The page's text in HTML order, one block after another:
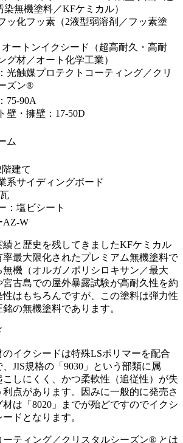
染無機塗料／KFケミカル）
ッ化フッ素（2液型弱溶剤／フッ素塗
オートンイクシード（超高耐久・高耐
グ材／オート化学工業）
光触媒プロテクトコーティング／クリ
ズン®
75-90A
壁・擁壁：17-50D
ム
建て
系サイディングボード
：塩ビシート
AZ-W
と歴史を残してきましたKFケミカル
最大限化されたプレミアム無機塗料で
機（オルガノポリシロキサン／最大
古島での屋外暴露試験が高耐久性を約
はもちろんですが、この塗料は弾力性
の無機塗料であります。
イクシードは特殊LSポリマーを配合
JIS規格の「9030」という部類に属
こしにくく、かつ柔軟性（追従性）が失
点があります。因みに一般的に発売さ
は「8020」までが殆どですのでイクシ
ドとなります。
ティング／クリスタルシーズン® とは